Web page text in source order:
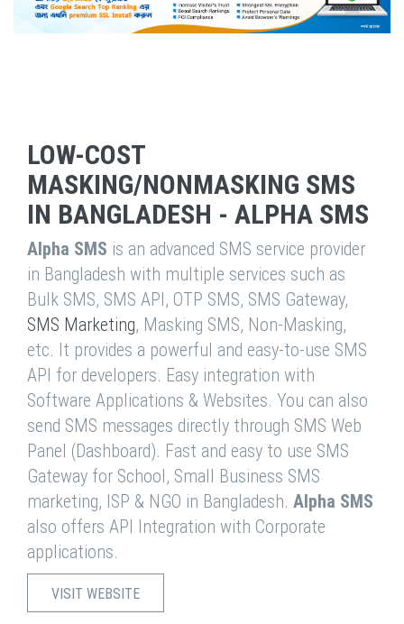
LOW-COST
MASKING/NONMASKING SMS
IN BANGLADESH - ALPHA SMS
Alpha SMS is an advanced SMS service provider
in Bangladesh with multiple services such as
Bulk SMS, SMS API, OTP SMS, SMS Gateway,
SMS Marketing, Masking SMS, Non-Masking,
etc. It provides a powerful and easy-to-use SMS
API for developers. Easy integration with
Software Applications & Websites. You can also
send SMS messages directly through SMS Web
Panel (Dashboard). Fast and easy to use SMS
Gateway for School, Small Business SMS
marketing, ISP & NGO in Bangladesh. Alpha SMS
also offers API Integration with Corporate
applications.
VISIT WEBSITE